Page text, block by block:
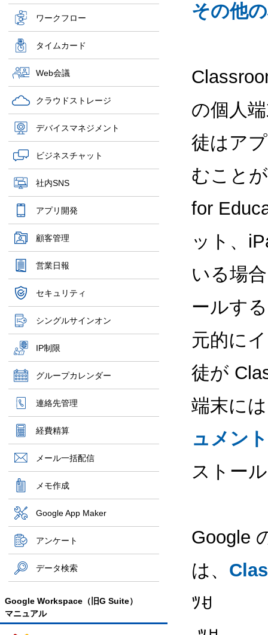
ワークフロー
タイムカード
Web会議
クラウドストレージ
デバイスマネジメント
ビジネスチャット
社内SNS
アプリ開発
顧客管理
営業日報
セキュリティ
シングルサインオン
IP制限
グループカレンダー
連絡先管理
経費精算
メール一括配信
メモ作成
Google App Maker
アンケート
データ検索
Google Workspace（旧G Suite）
マニュアル
その他
の個人
徒はア
むこと
for
ット、
いる場
ールす
元的に
徒が
端末に
ュメン
ストー
Google
は、
ﾂꀀ